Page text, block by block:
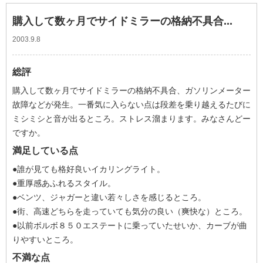
購入して数ヶ月でサイドミラーの格納不具合...
2003.9.8
総評
購入して数ヶ月でサイドミラーの格納不具合、ガソリンメーター
故障などが発生。一番気に入らない点は段差を乗り越えるたびに
ミシミシと音が出るところ。ストレス溜まります。みなさんどー
ですか。
満足している点
●誰が見ても格好良いイカリングライト。
●重厚感あふれるスタイル。
●ベンツ、ジャガーと違い若々しさを感じるところ。
●街、高速どちらを走っていても気分の良い（爽快な）ところ。
●以前ボルボ８５０エステートに乗っていたせいか、カーブが曲
りやすいところ。
不満な点